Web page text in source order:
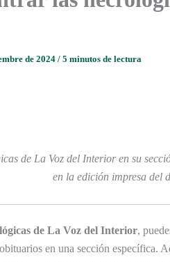
de 2024 / 5 minutos de lectura
de La Voz del Interior en su
en la edición impresa del
de La Voz del Interior,
en una sección específica.